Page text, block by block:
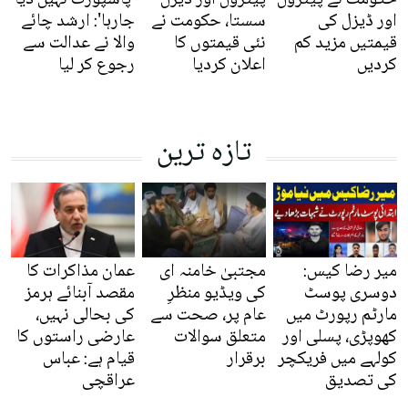
اور ڈیزل کی
قیمتیں مزید کم
کردیں
سستا، حکومت نے
نئی قیمتوں کا
اعلان کردیا
جارہا': ارشد چائے
والا نے عدالت سے
رجوع کر لیا
تازہ ترین
میر رضا کیس:
دوسری پوسٹ
مارٹم رپورٹ میں
کھوپڑی، پسلی اور
کولہے میں فریکچر
کی تصدیق
مجتبیٰ خامنہ ای
کی ویڈیو منظرِ
عام پر، صحت سے
متعلق سوالات
برقرار
عمان مذاکرات کا
مقصد آبنائے ہرمز
کی بحالی نہیں،
عارضی راستوں کا
قیام ہے: عباس
عراقچی